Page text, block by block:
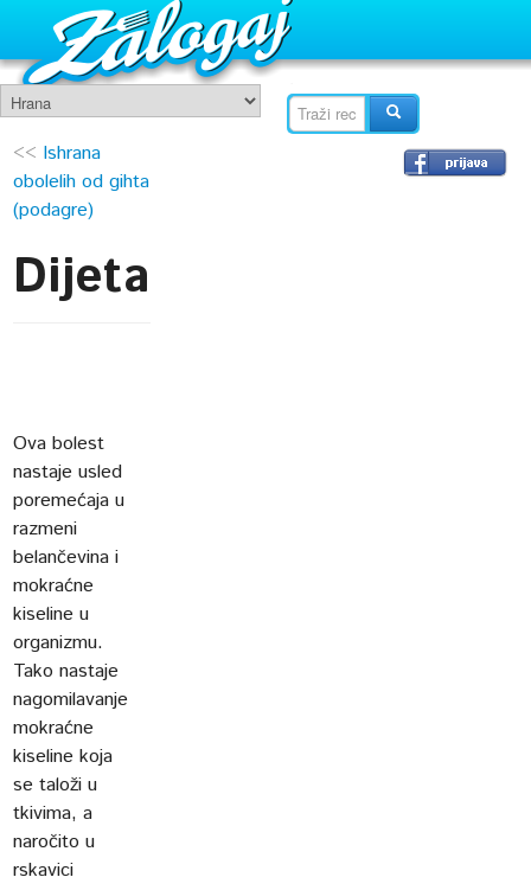
<< Ishrana
obolelih od gihta
(podagre)
Dijeta
Ova bolest
nastaje usled
poremećaja u
razmeni
belančevina i
mokraćne
kiseline u
organizmu.
Tako nastaje
nagomilavanje
mokraćne
kiseline koja
se taloži u
tkivima, a
naročito u
rskavici